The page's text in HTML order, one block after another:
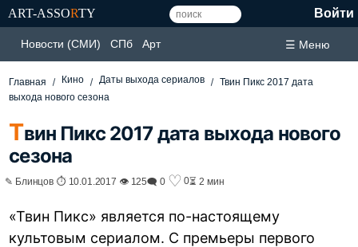
ART-ASSORTY Войти
Новости (СМИ) СПб Арт ☰ Меню
Главная Кино Даты выхода сериалов
Твин Пикс 2017 дата
выхода нового сезона
Твин Пикс 2017 дата выхода нового
сезона
✎ Блинцов ⏱ 10.01.2017 👁 125🗨 0 ♡ 0⏳ 2 мин
«Твин Пикс» является по-настоящему
культовым сериалом. С премьеры первого